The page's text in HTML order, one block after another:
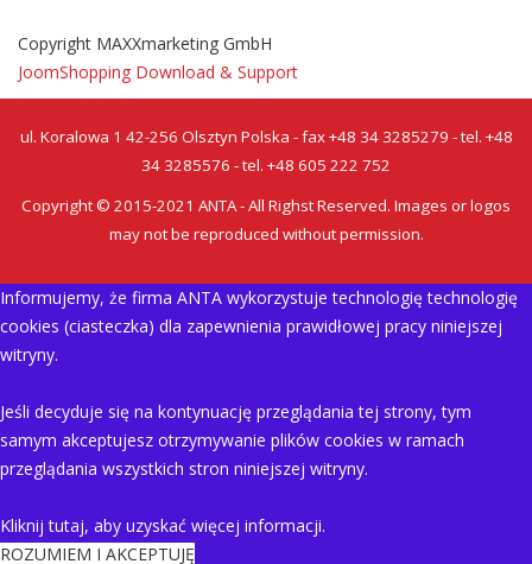
Copyright MAXXmarketing GmbH
JoomShopping Download & Support
ul. Koralowa 1 42-256 Olsztyn Polska - fax +48 34 3285279 - tel. +48
34 3285576 - tel. +48 605 222 752
Copyright © 2015-2021 ANTA - All Righst Reserved. Images or logos
may not be reproduced without permission.
Informujemy, że firma ANTA wykorzystuje technologię technologię
cookies (ciasteczka) dla zapewnienia prawidłowej pracy niniejszej
witryny.
Jeśli decyduje się na kontynuację przeglądania tej strony, tym
samym akceptujesz otrzymywanie plików cookies w ramach
przeglądania wszystkich stron niniejszej witryny.
Kliknij tutaj, aby uzyskać więcej informacji.
ROZUMIEM I AKCEPTUJĘ